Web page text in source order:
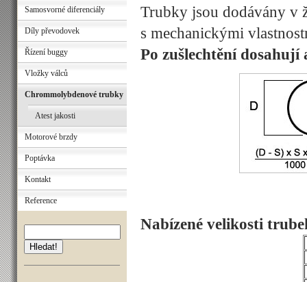
Samosvorné diferenciály
Díly převodovek
Řízení buggy
Vložky válců
Chrommolybdenové trubky
Atest jakosti
Motorové brzdy
Poptávka
Kontakt
Reference
Hledat!
Trubky jsou dodávány v
s mechanickými
Po zušlechtění dosahují
Nabízené velikosti